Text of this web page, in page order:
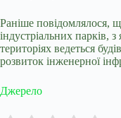
Раніше повідомлялося,
індустріальних
територіях ведеться
розвиток інженерної
Джерело